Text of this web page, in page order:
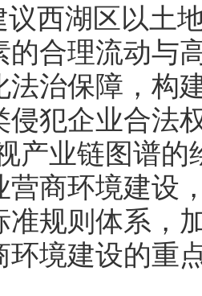
西湖区以土
的合理流动与
法治保障，构
侵犯企业合法
产业链图谱
营商环境建设
准规则体系，
境建设的重